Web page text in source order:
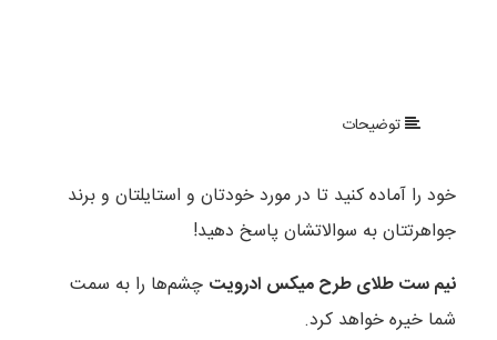
توضیحات
خود را آماده کنید تا در مورد خودتان و استایلتان و برند
جواهرتتان به سوالاتشان پاسخ دهید!
نیم ست طلای طرح میکس ادرویت چشم‌ها را به سمت
شما خیره خواهد کرد.